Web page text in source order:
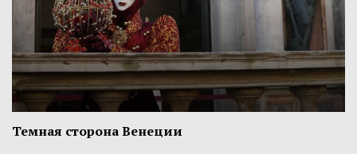
Темная сторона Венеции